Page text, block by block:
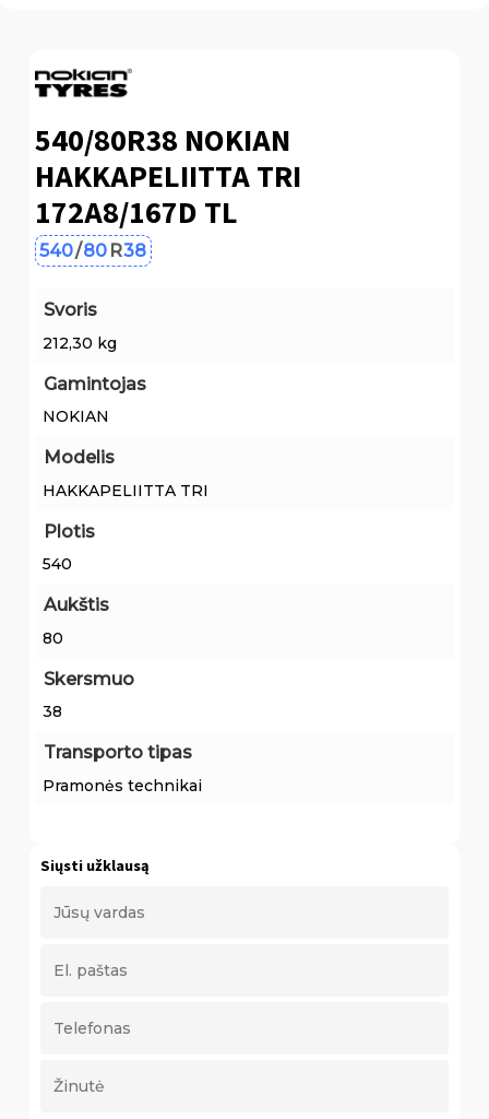
540/80R38 NOKIAN
HAKKAPELIITTA TRI
172A8/167D TL
540/80 R38
Svoris
212,30 kg
Gamintojas
NOKIAN
Modelis
HAKKAPELIITTA TRI
Plotis
540
Aukštis
80
Skersmuo
38
Transporto tipas
Pramonės technikai
Siųsti užklausą